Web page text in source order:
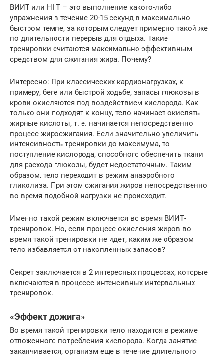
ВИИТ или HIIT – это выполнение какого-либо
упражнения в течение 20-15 секунд в максимально
быстром темпе, за которым следует примерно такой же
по длительности перерыв для отдыха. Такие
тренировки считаются максимально эффективным
средством для сжигания жира. Почему?
Интересно: При классических кардионагрузках, к
примеру, беге или быстрой ходьбе, запасы глюкозы в
крови окисляются под воздействием кислорода. Как
только они подходят к концу, тело начинает окислять
жирные кислоты, т. е. начинается непосредственно
процесс жиросжигания. Если значительно увеличить
интенсивность тренировки до максимума, то
поступление кислорода, способного обеспечить ткани
для расхода глюкозы, будет недостаточным. Таким
образом, тело переходит в режим анаэробного
гликолиза. При этом сжигания жиров непосредственно
во время подобной нагрузки не происходит.
Именно такой режим включается во время ВИИТ-
тренировок. Но, если процесс окисления жиров во
время такой тренировки не идет, каким же образом
тело избавляется от накопленных запасов?
Секрет заключается в 2 интересных процессах, которые
включаются в процессе интенсивных интервальных
тренировок.
«Эффект дожига»
Во время такой тренировки тело находится в режиме
отложенного потребления кислорода. Когда занятие
заканчивается, организм еще в течение длительного